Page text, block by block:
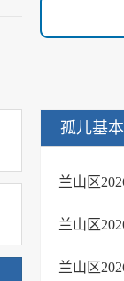
孤儿基
兰山区
兰山区
兰山区